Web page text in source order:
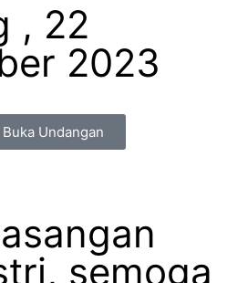
, 22
2023
Buka Undangan
semoga